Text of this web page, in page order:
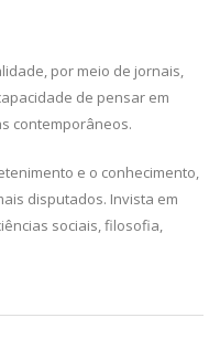
por meio de jornais,
de pensar em
contemporâneos.
e o conhecimento,
disputados. Invista em
sociais, filosofia,